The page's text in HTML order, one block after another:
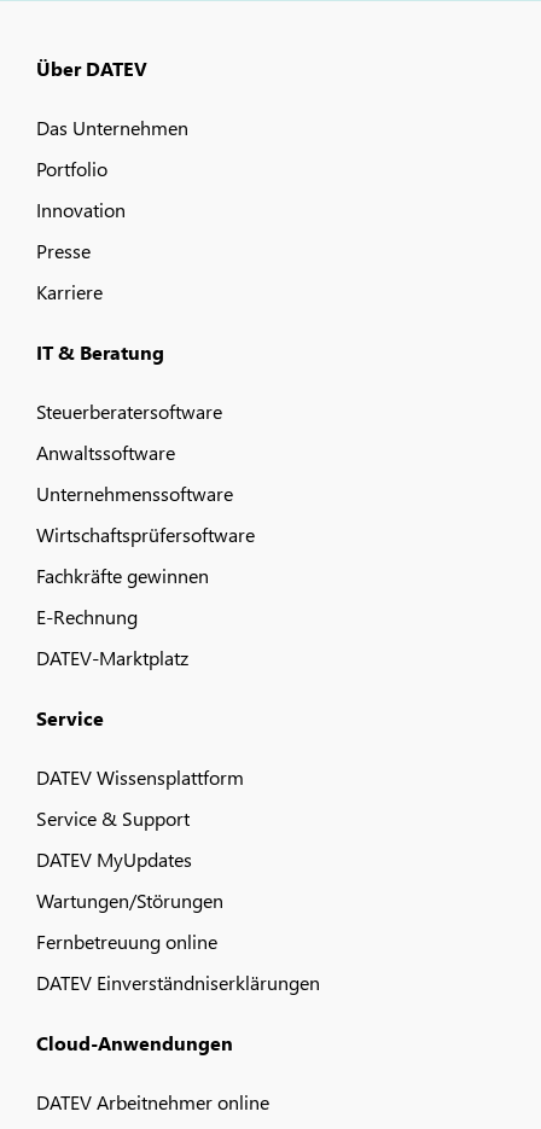
Über DATEV
Das Unternehmen
Portfolio
Innovation
Presse
Karriere
IT & Beratung
Steuerberatersoftware
Anwaltssoftware
Unternehmenssoftware
Wirtschaftsprüfersoftware
Fachkräfte gewinnen
E-Rechnung
DATEV-Marktplatz
Service
DATEV Wissensplattform
Service & Support
DATEV MyUpdates
Wartungen/Störungen
Fernbetreuung online
DATEV Einverständniserklärungen
Cloud-Anwendungen
DATEV Arbeitnehmer online